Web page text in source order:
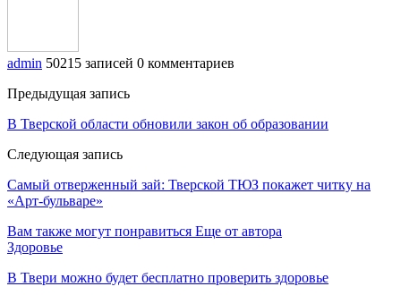
admin 50215 записей 0 комментариев
Предыдущая запись
В Тверской области обновили закон об образовании
Следующая запись
Самый отверженный зай: Тверской ТЮЗ покажет читку на
«Арт-бульваре»
Вам также могут понравиться Еще от автора
Здоровье
В Твери можно будет бесплатно проверить здоровье